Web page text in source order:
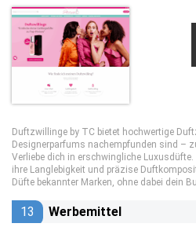
Duftzwillinge by TC bietet hochwertige
Designerparfums nachempfunden sind –
Verliebe dich in erschwingliche
ihre Langlebigkeit und präzise
Düfte bekannter Marken, ohne dabei dein
13 Werbemittel